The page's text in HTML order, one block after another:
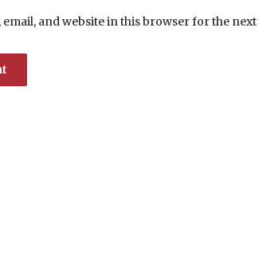
email, and website in this browser for the